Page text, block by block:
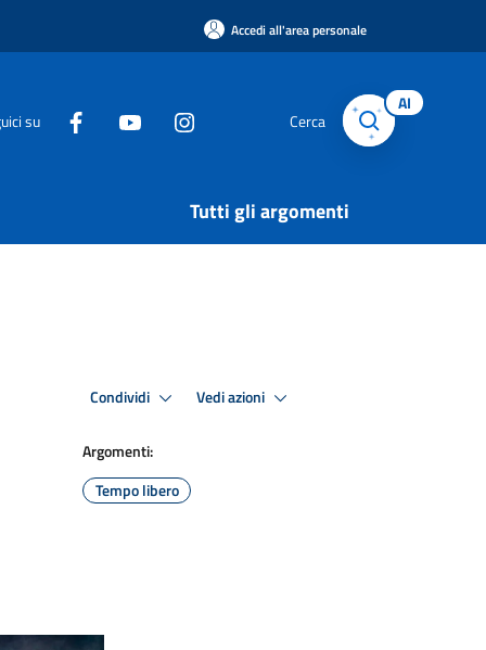
Accedi all'area personale
su Cerca
AI
Tutti gli argomenti
Condividi Vedi azioni
Argomenti:
Tempo libero